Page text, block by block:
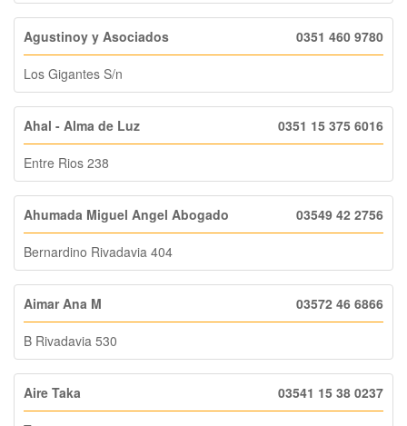
Agustinoy y Asociados 0351 460 9780
Los Gigantes S/n
Ahal - Alma de Luz 0351 15 375 6016
Entre Rios 238
Ahumada Miguel Angel Abogado 03549 42 2756
Bernardino Rivadavia 404
Aimar Ana M 03572 46 6866
B Rivadavia 530
Aire Taka 03541 15 38 0237